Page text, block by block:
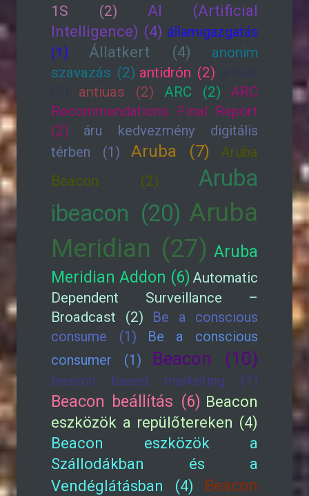
1S (2)
AI (Artificial
Intelligence) (4) államigazgatás
(1)
Állatkert (4)
anonim
szavazás (2) antidrón (2)
antiuas (2) ARC (2)
ARC
Recommendations Final Report
(2)
áru kedvezmény digitális
térben (1)
Aruba (7)
Aruba
Beacon (2)
Aruba
ibeacon (20) Aruba
Meridian (27) Aruba
Meridian Addon (6) Automatic
Dependent Surveillance –
Broadcast (2)
Be a conscious
consume (1)
Be a conscious
consumer (1)
Beacon (10)
beacon based marketing (1)
Beacon beállítás (6) Beacon
eszközök a repülőtereken (4)
Beacon eszközök a
Szállodákban és a
Vendéglátásban (4)
Beacon